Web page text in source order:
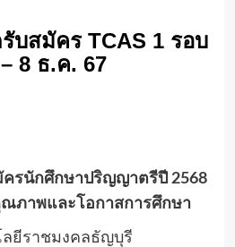
บสมัคร TCAS 1 รอบ
8 ธ.ค. 67
ครนักศึกษาปริญญาตรีปี 2568
ณภาพและโอกาสการศึกษา
ยีราชมงคลธัญบุรี